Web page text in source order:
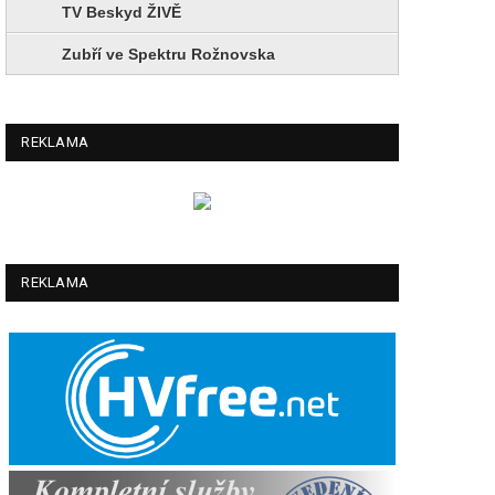
TV Beskyd ŽIVĚ
Zubří ve Spektru Rožnovska
REKLAMA
REKLAMA